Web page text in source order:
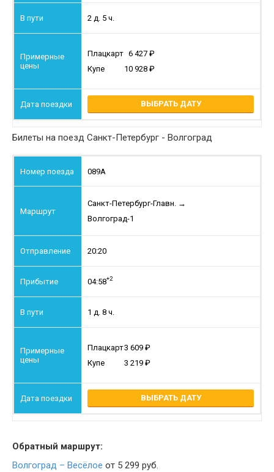
2 д. 5 ч.
Плацкарт 6 427
Купе
10 928
ВЫБРАТЬ ДАТУ
Билеты на поезд Санкт-Петербург - Волгоград
089А
Санкт-Петербург-Главн. →
Волгоград-1
20:20
04:58+2
1 д. 8 ч.
Плацкарт3 609
Купе
3 219
ВЫБРАТЬ ДАТУ
Обратный маршрут:
Волгоград – Весёлое от 5 299 руб.